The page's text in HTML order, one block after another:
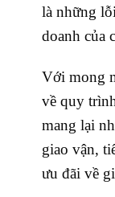
là những
doanh của
Với mong
về quy
mang lại
giao vận,
ưu đãi về